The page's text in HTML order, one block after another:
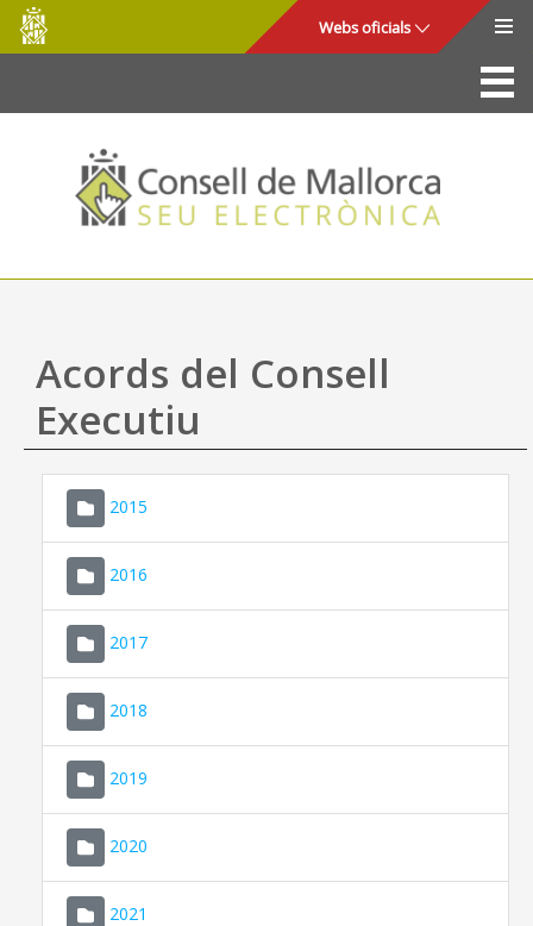
Salta al contingut principal
Consell
de
Mallorca
Webs oficials
La Seu
Consell de Mallorca
Accés i seguretat
Utilitats
Ajuda
Acords del Consell
Executiu
2015
2016
2017
2018
2019
2020
2021